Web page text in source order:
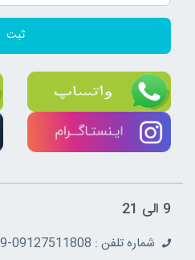
ثبت
9 الی 21
شماره تلفن : 09127511808-09125526899